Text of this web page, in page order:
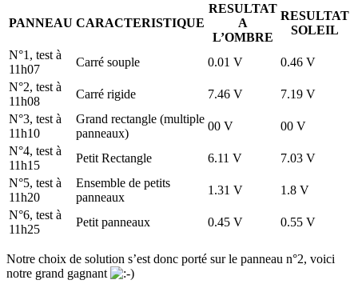
PANNEAU CARACTERISTIQUE
RESULTAT
A
L’OMBRE
RESULTAT
SOLEIL
N°1, test à
11h07
Carré souple 0.01 V
0.46 V
N°2, test à
11h08
Carré rigide 7.46 V
7.19 V
N°3, test à
11h10
Grand rectangle (multiple
panneaux)
00 V
00 V
N°4, test à
11h15
Petit Rectangle 6.11 V
7.03 V
N°5, test à
11h20
Ensemble de petits
panneaux
1.31 V
1.8 V
N°6, test à
11h25
Petit panneaux 0.45 V 0.55 V
Notre choix de solution s’est donc porté sur le panneau n°2, voici
notre grand gagnant